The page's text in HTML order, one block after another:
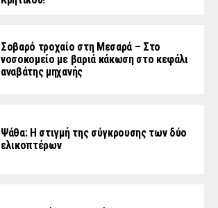
Σοβαρό τροχαίο στη Μεσαρά – Στο
νοσοκομείο με βαριά κάκωση στο κεφάλι
αναβάτης μηχανής
Ψάθα: Η στιγμή της σύγκρουσης των δύο
ελικοπτέρων